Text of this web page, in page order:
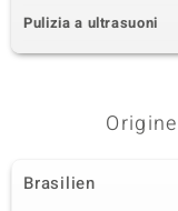
Pulizia a ultrasuoni
Brasilien